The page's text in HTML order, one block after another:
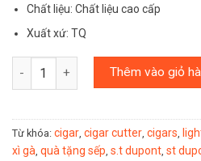
Chất liệu: Chất liệu cao cấp
Xuất xứ: TQ
Số lượng Thêm vào giỏ
Từ khóa: cigar, cigar cutter, cigars,
xì gà, quà tặng sếp, s.t dupont, st